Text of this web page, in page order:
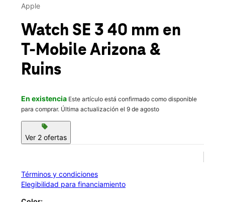
Vie.:
location_on
1429 N Arizona Blvd Coolidge, AZ 85128
Apple
Watch SE 3 40 mm en
T-MobileArizona &
Ruins
En existencia Este artículo está confirmado como disponible
para comprar. Última actualización el 9 de agosto
sell
Ver 2 ofertas
Términos y condiciones
Elegibilidad para financiamiento